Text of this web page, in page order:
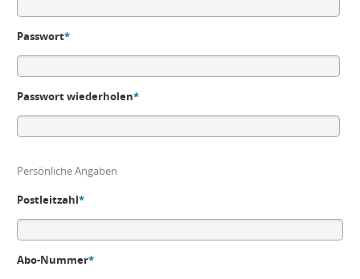
Passwort*
Passwort wiederholen*
Persönliche Angaben
Postleitzahl*
Abo-Nummer*